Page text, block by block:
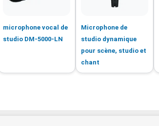
microphone vocal de
studio DM-5000-LN
Microphone de
studio dynamique
pour scène, studio et
chant